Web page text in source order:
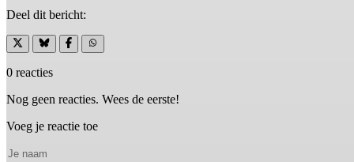
Deel dit bericht:
0 reacties
Nog geen reacties. Wees de eerste!
Voeg je reactie toe